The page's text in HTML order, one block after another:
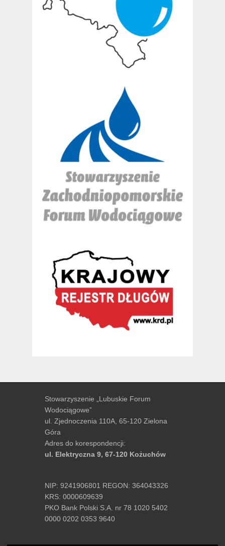
Stowarzyszenie „Lubuskie Forum
Wodociągowe”
ul. Zjednoczenia 110A, 65-120 Zielona
Góra
Adres do korespondencji:
ul. Elektryczna 9, 67-120 Kożuchów
NIP: 9241906801 REGON: 364043326
KRS: 0000609639
PKO Bank Polski S.A. nr 78 1020 5402
0000 0202 0353 9640